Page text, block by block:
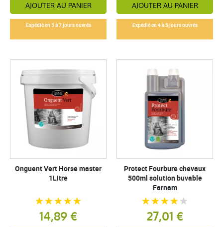
AJOUTER AU PANIER
Expédié en 5 à 7 jours ouvrés
AJOUTER AU PANIER
Expédié en 4 à 5 jours ouvrés
Onguent Vert Horse master
1Litre
14,89 €
Protect Fourbure chevaux
500ml solution buvable
Farnam
27,01 €